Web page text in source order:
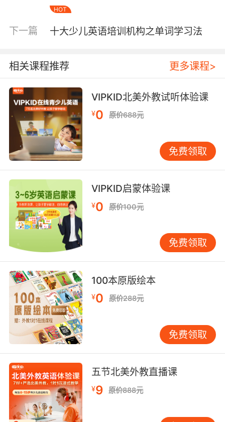
看着视频孩子可以一边跟着唱一边进行跳，可以
帮助调动孩子的听觉、视觉以及他的肢体运动，
这样的学习方法可以帮助孩子更好的去学习记
较久。
儿歌童谣轻松愉快的节奏还可以帮助激发孩子的
大脑记忆能力，让孩子在音乐的伴随下轻松的记
住其中的内容，进而就可以提高孩子启蒙教育的
效果了。
方法二：利用游戏进行启蒙教育 游戏对孩子的吸
引力是比较大的，所以家长可以利用这种方法开
的单词写在纸上，然后让孩子用这些纸制作一些
东西，在制作的过程中孩子就会不停的看到上面
的单词，看的次数多了就可以加深他们的记忆，
然后在不知不觉中就可以记住了。
方法三：利用点读绘本启蒙孩子英语学习 利用点
读绘本一方面可以吸引孩子的兴趣，让孩子对英
语的学习不会有厌烦的心理。另一方面可以教孩
子正确、标准的发音，孩子跟着里面的音频进行
模仿就可以学到比较地道的发音。
以上就是网上学英语网站教授给各位家长启蒙幼
儿的教育方法，希望家长可以陪伴孩子长久的坚
持下去。
HOT
下一篇 十大少儿英语培训机构之单词学习法
相关课程推荐 更多课程>
VIPKID北美外教试听体验课
¥0 原价688元
免费领取
VIPKID启蒙体验课
¥0 原价100元
免费领取
100本原版绘本
¥0 原价288元
免费领取
五节北美外教直播课
¥9 原价888元